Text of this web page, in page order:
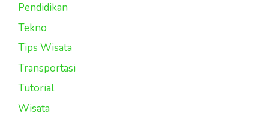
Pendidikan
Tekno
Tips Wisata
Transportasi
Tutorial
Wisata